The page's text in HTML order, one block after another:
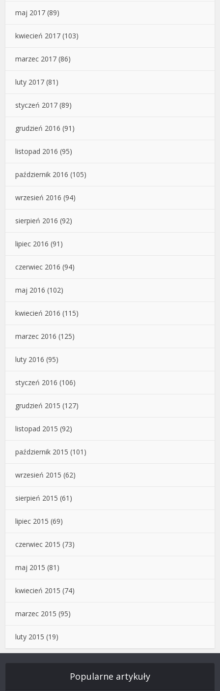
maj 2017 (89)
kwiecień 2017 (103)
marzec 2017 (86)
luty 2017 (81)
styczeń 2017 (89)
grudzień 2016 (91)
listopad 2016 (95)
październik 2016 (105)
wrzesień 2016 (94)
sierpień 2016 (92)
lipiec 2016 (91)
czerwiec 2016 (94)
maj 2016 (102)
kwiecień 2016 (115)
marzec 2016 (125)
luty 2016 (95)
styczeń 2016 (106)
grudzień 2015 (127)
listopad 2015 (92)
październik 2015 (101)
wrzesień 2015 (62)
sierpień 2015 (61)
lipiec 2015 (69)
czerwiec 2015 (73)
maj 2015 (81)
kwiecień 2015 (74)
marzec 2015 (95)
luty 2015 (19)
Popularne artykuły